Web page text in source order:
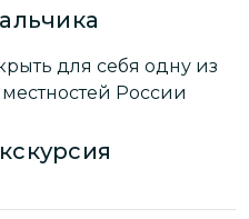
для себя одну из
России